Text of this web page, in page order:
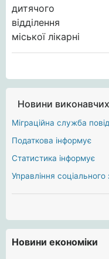
Новини виконавчих
Міграційна служба
Податкова інформує
Статистика інформує
Управління
Новини економіки